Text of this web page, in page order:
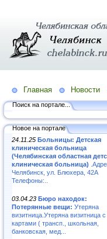
Главная Новости
Поиск на портале...
Новое на портале
24.11.25 Больницы: Детская
клиническая больница
(Челябинская областная
клиническая больница)
Челябинск, ул. Блюхера, 42А
Телефоны:..
03.04.23 Бюро находок:
Потерянные вещи: Утеряна
визитница.Утеряна визитница с
картами ( трансп., школьная,
банковская, мед...